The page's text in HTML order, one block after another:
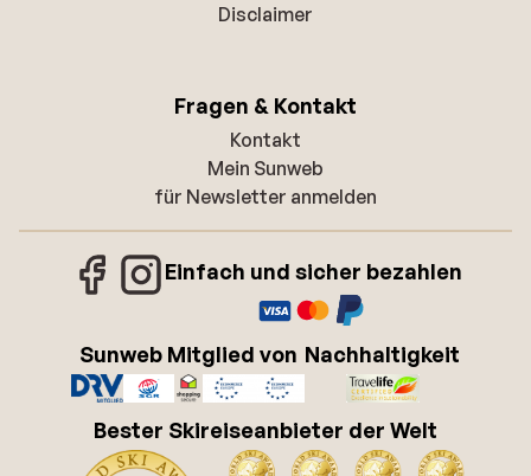
Disclaimer
Fragen & Kontakt
Kontakt
Mein Sunweb
für Newsletter anmelden
Einfach und sicher bezahlen
Sunweb Mitglied von Nachhaltigkeit
Bester Skireiseanbieter der Welt